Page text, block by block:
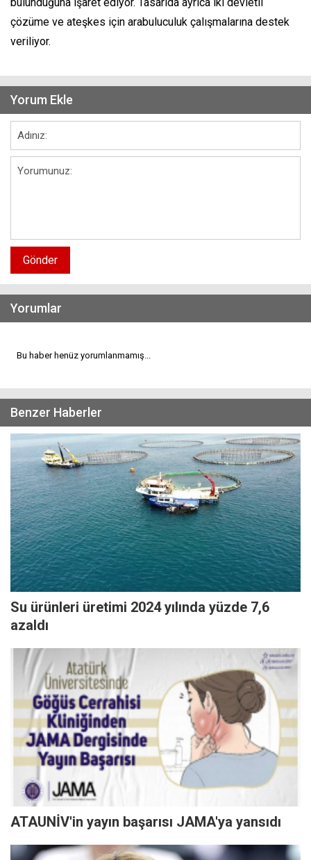
bulunduğuna işaret ediyor. Tasarıda ayrıca iki devletli
çözüme ve ateşkes için arabuluculuk çalışmalarına destek
veriliyor.
Yorum Ekle
Gönder
Yorumlar
Bu haber henüz yorumlanmamış...
Benzer Haberler
Su ürünleri üretimi 2024 yılında yüzde 7,6
azaldı
ATAUNİV'in yayın başarısı JAMA'ya yansıdı